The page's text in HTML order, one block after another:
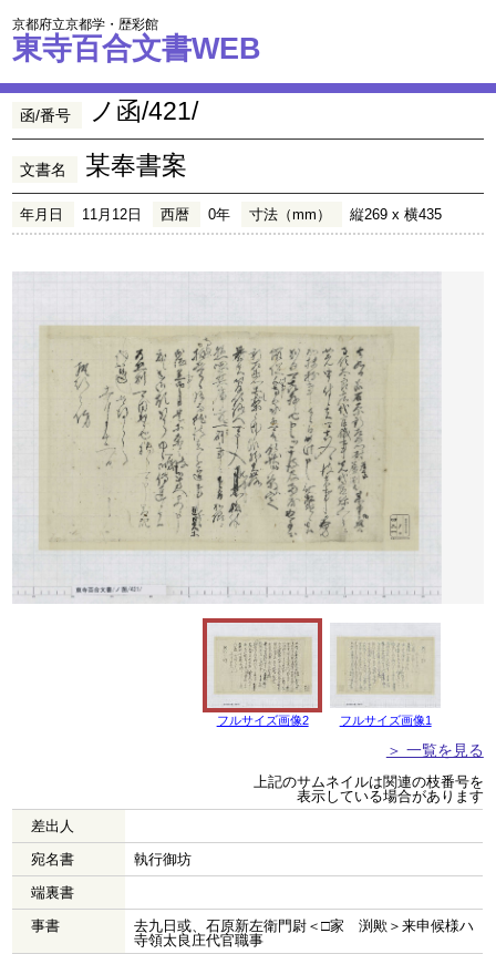
京都府立京都学・歴彩館
東寺百合文書WEB
函/番号 ノ函/421/
文書名 某奉書案
年月日 11月12日 西暦 0年 寸法（mm） 縦269 x 横435
フルサイズ画像2 フルサイズ画像1
＞ 一覧を見る
上記のサムネイルは関連の枝番号を
表示している場合があります
差出人
宛名書
執行御坊
端裏書
事書
去九日或、石原新左衛門尉＜□家 渕歟＞来申候様ハ
寺領太良庄代官職事